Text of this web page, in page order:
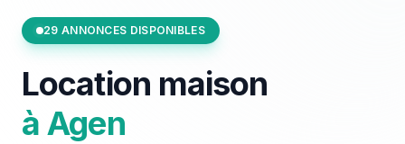
29 ANNONCES DISPONIBLES
Location maison
àAgen